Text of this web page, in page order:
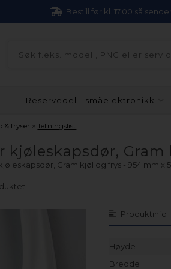
Bestill før kl. 17.00 så
Reservedel - småelektronikk
& fryser »Tetningslist
Gram kjøl og frys - 954 mm x
Produktinfo
Høyde
Bredde